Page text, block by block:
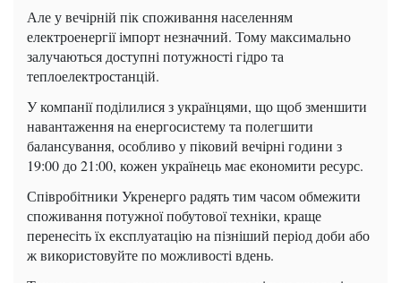
Але у вечірній пік споживання населенням
електроенергії імпорт незначний. Тому максимально
залучаються доступні потужності гідро та
теплоелектростанцій.
У компанії поділилися з українцями, що щоб зменшити
навантаження на енергосистему та полегшити
балансування, особливо у піковий вечірні години з
19:00 до 21:00, кожен українець має економити ресурс.
Співробітники Укренерго радять тим часом обмежити
споживання потужної побутової техніки, краще
перенесіть їх експлуатацію на пізніший період доби або
ж використовуйте по можливості вдень.